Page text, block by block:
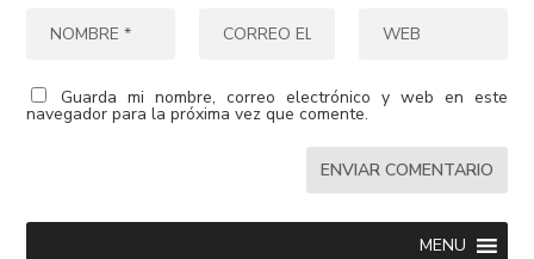
Guarda mi nombre, correo electrónico y web en este
navegador para la próxima vez que comente.
MENU